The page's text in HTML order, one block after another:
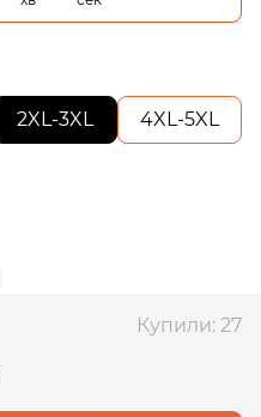
2XL-3XL 4XL-5XL
Купили: 27